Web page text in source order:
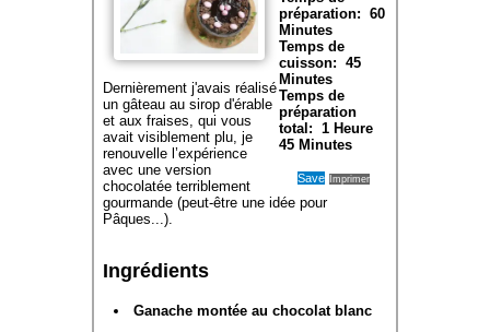
préparation:60
Minutes
Temps de
cuisson:45
Minutes
Temps de
préparation
total:1 Heure
45 Minutes
Save Imprimer
Dernièrement j'avais réalisé
un gâteau au sirop d'érable
et aux fraises, qui vous
avait visiblement plu, je
renouvelle l’expérience
avec une version
chocolatée terriblement
gourmande (peut-être une idée pour
Pâques...).
Ingrédients
Ganache montée au chocolat blanc